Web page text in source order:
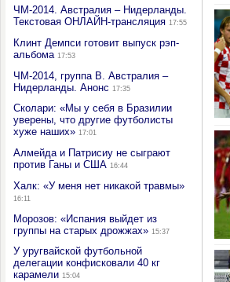
ЧМ-2014. Австралия – Нидерланды.
Текстовая ОНЛАЙН-трансляция 17:55
Клинт Демпси готовит выпуск рэп-
альбома 17:53
ЧМ-2014, группа В. Австралия –
Нидерланды. Анонс 17:35
Сколари: «Мы у себя в Бразилии
уверены, что другие футболисты
хуже наших» 17:01
Алмейда и Патрисиу не сыграют
против Ганы и США 16:44
Халк: «У меня нет никакой травмы»
16:11
Морозов: «Испания выйдет из
группы на старых дрожжах» 15:37
У уругвайской футбольной
делегации конфисковали 40 кг
карамели 15:04